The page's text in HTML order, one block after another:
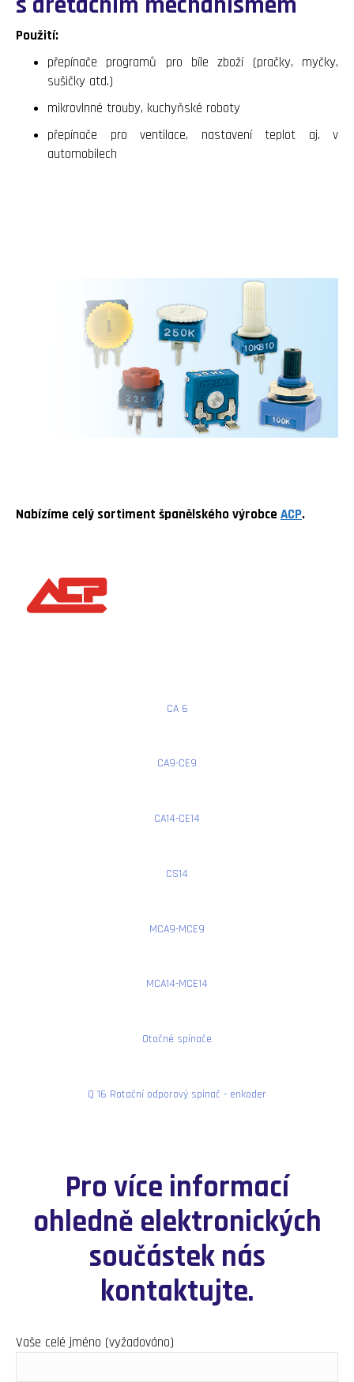
Použití:
přepínače programů pro bíle zboží (pračky, myčky,
sušičky atd.)
mikrovlnné trouby, kuchyňské roboty
přepínače pro ventilace, nastavení teplot aj. v
automobilech
Nabízíme celý sortiment španělského výrobce ACP.
CA 6
CA9-CE9
CA14-CE14
CS14
MCA9-MCE9
MCA14-MCE14
Otočné spínače
Q 16 Rotační odporový spinač - enkoder
Pro více informací
ohledně elektronických
součástek nás
kontaktujte.
Vaše celé jméno (vyžadováno)